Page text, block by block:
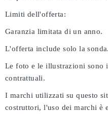
Limiti dell'offerta:
Garanzia limitata di un anno.
L'offerta include solo la sonda.
Le foto e le illustrazioni sono
contrattuali.
I marchi utilizzati su questo
costruttori, l'uso dei marchi è